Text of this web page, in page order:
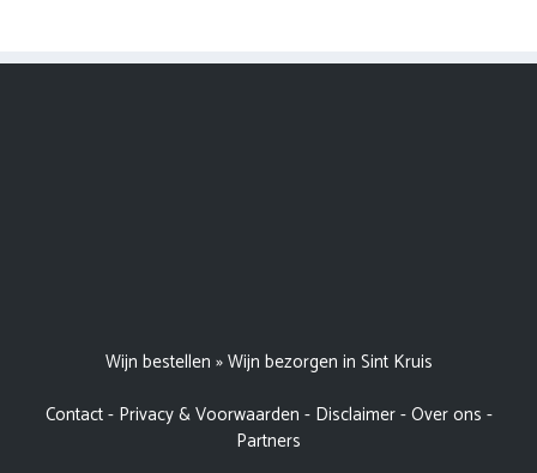
Wijn bestellen »Wijn bezorgen in Sint Kruis
Contact- Privacy & Voorwaarden - Disclaimer-Over ons -
Partners